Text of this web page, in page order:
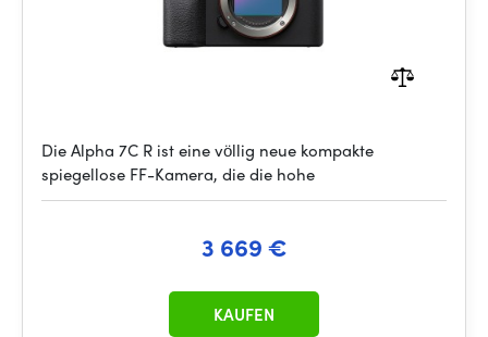
Die Alpha 7C R ist eine völlig neue kompakte
spiegellose FF-Kamera, die die hohe
3 669 €
KAUFEN